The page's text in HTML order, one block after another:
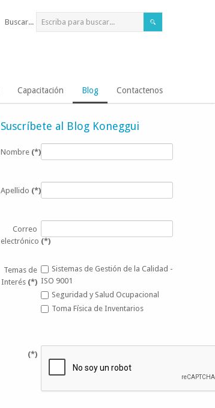
Buscar...
Capacitación Blog Contactenos
Suscríbete al Blog Koneggui
Nombre (*)
Apellido (*)
Correo
electrónico (*)
Temas de
Interés (*)
Sistemas de Gestión de la Calidad -
ISO 9001
Seguridad y Salud Ocupacional
Toma Física de Inventarios
(*)